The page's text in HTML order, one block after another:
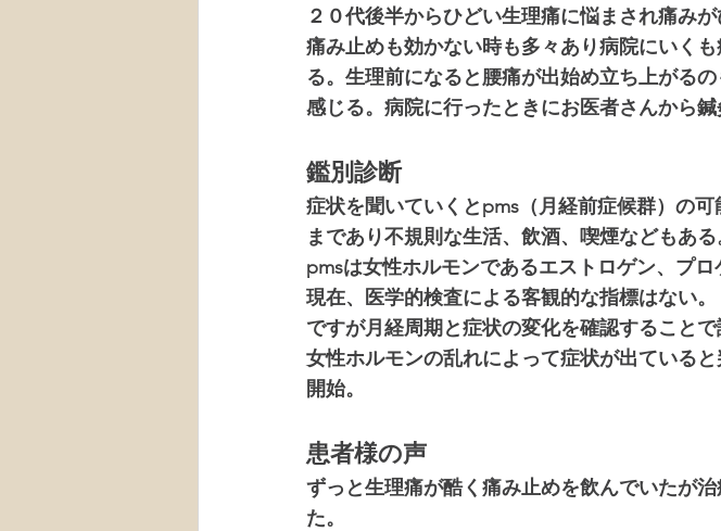
２０代後半からひどい生理痛に悩まされ痛み
痛み止めも効かない時も多々あり病院にいく
る。生理前になると腰痛が出始め立ち上がる
感じる。病院に行ったときにお医者さんから
鑑別診断
症状を聞いていくとpms（月経前症候群）の
まであり不規則な生活、飲酒、喫煙などもある
pmsは女性ホルモンであるエストロゲン、プロ
現在、医学的検査による客観的な指標はない。
ですが月経周期と症状の変化を確認することで
女性ホルモンの乱れによって症状が出ている
開始。
患者様の声
ずっと生理痛が酷く痛み止めを飲んでいたが
た。